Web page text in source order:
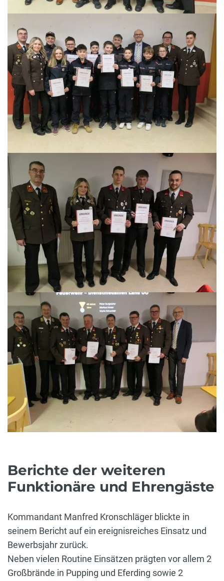
Berichte der weiteren
Funktionäre und Ehrengäste
Kommandant Manfred Kronschläger blickte in
seinem Bericht auf ein ereignisreiches Einsatz und
Bewerbsjahr zurück.
Neben vielen Routine Einsätzen prägten vor allem 2
Großbrände in Pupping und Eferding sowie 2